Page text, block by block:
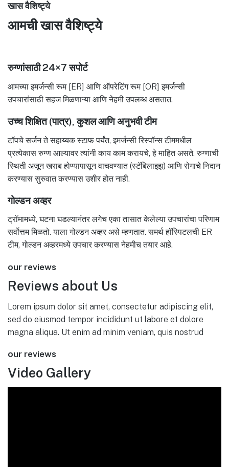
खास वैशिष्ट्ये
आमची खास वैशिष्ट्ये
रुग्णांसाठी 24×7 सपोर्ट
आमच्या इमर्जन्सी रूम [ER] आणि ऑपरेटिंग रूम [OR] इमर्जन्सी
उपचारांसाठी सहज मिळणाऱ्या आणि नेहमी उपलब्ध असतात.
उच्च शिक्षित (पात्र), कुशल आणि अनुभवी टीम
टॉपचे सर्जन ते सहाय्यक स्टाफ पर्यंत, इमर्जन्सी रिस्पॉन्स टीममधील
प्रत्येकास रुग्ण आल्यावर त्यांनी काय काम करायचे, हे माहित असते. रुग्णाची
स्थिती अजून खराब होण्यापासून वाचवण्यात (स्टॅबिलाइझ) आणि रोगाचे निदान
करण्यास सुरुवात करण्यास उशीर होत नाही.
गोल्डन अव्हर
ट्रॉमामध्ये, घटना घडल्यानंतर लगेच एका तासात केलेल्या उपचारांचा परिणाम
सर्वोत्तम मिळतो. याला गोल्डन अव्हर असे म्हणतात. समर्थ हॉस्पिटलची ER
टीम, गोल्डन अव्हरमध्ये उपचार करण्यास नेहमीच तयार आहे.
our reviews
Reviews about Us
Lorem ipsum dolor sit amet, consectetur adipiscing elit,
sed do eiusmod tempor incididunt ut labore et dolore
magna aliqua. Ut enim ad minim veniam, quis nostrud
our reviews
Video Gallery